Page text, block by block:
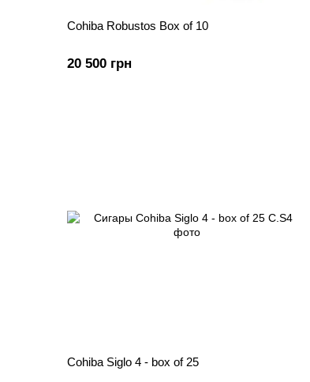
Cohiba Robustos Box of 10
20 500 грн
Cohiba Siglo 4 - box of 25